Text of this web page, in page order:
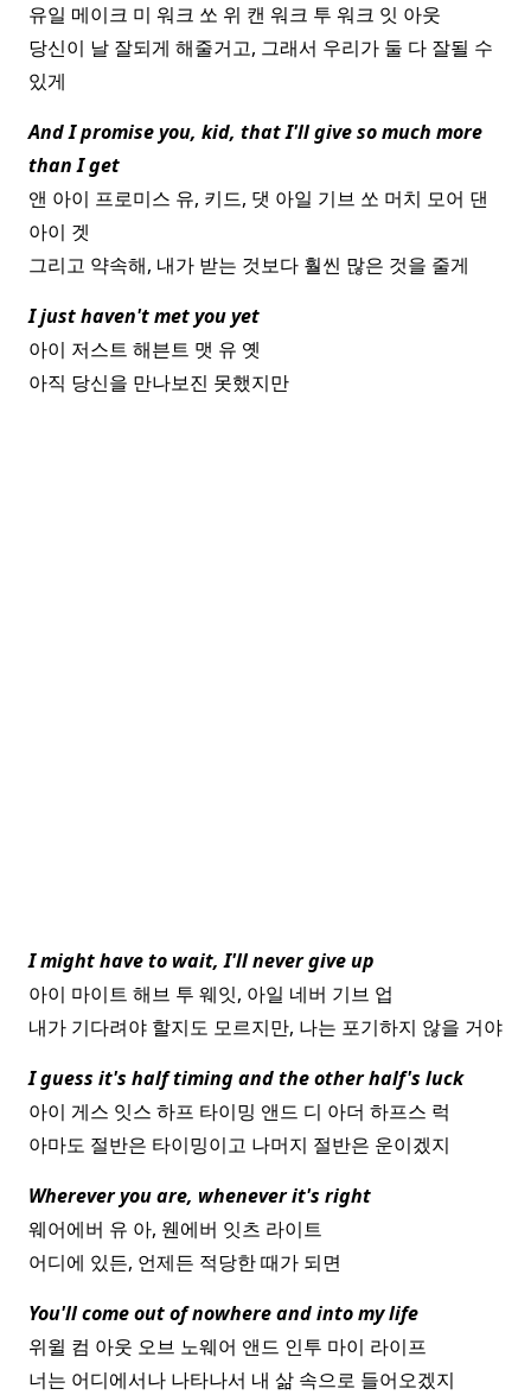
유일 메이크 미 워크 쏘 위 캔 워크 투 워크 잇 아웃
당신이 날 잘되게 해줄거고, 그래서 우리가 둘 다 잘될 수
있게
And I promise you, kid, that I'll give so much more
than I get
앤 아이 프로미스 유, 키드, 댓 아일 기브 쏘 머치 모어 댄
아이 겟
그리고 약속해, 내가 받는 것보다 훨씬 많은 것을 줄게
I just haven't met you yet
아이 저스트 해븐트 맷 유 옛
아직 당신을 만나보진 못했지만
I might have to wait, I'll never give up
아이 마이트 해브 투 웨잇, 아일 네버 기브 업
내가 기다려야 할지도 모르지만, 나는 포기하지 않을 거야
I guess it's half timing and the other half's luck
아이 게스 잇스 하프 타이밍 앤드 디 아더 하프스 럭
아마도 절반은 타이밍이고 나머지 절반은 운이겠지
Wherever you are, whenever it's right
웨어에버 유 아, 웬에버 잇츠 라이트
어디에 있든, 언제든 적당한 때가 되면
You'll come out of nowhere and into my life
위윌 컴 아웃 오브 노웨어 앤드 인투 마이 라이프
너는 어디에서나 나타나서 내 삶 속으로 들어오겠지